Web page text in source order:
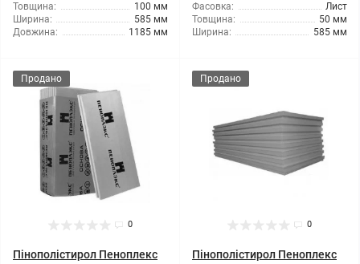
Товщина:
100 мм
Ширина:
585 мм
Довжина:
1185 мм
Фасовка:
Лист
Товщина:
50 мм
Ширина:
585 мм
Продано
0
Пінополістирол Пеноплекс
Продано
0
Пінополістирол Пеноплекс